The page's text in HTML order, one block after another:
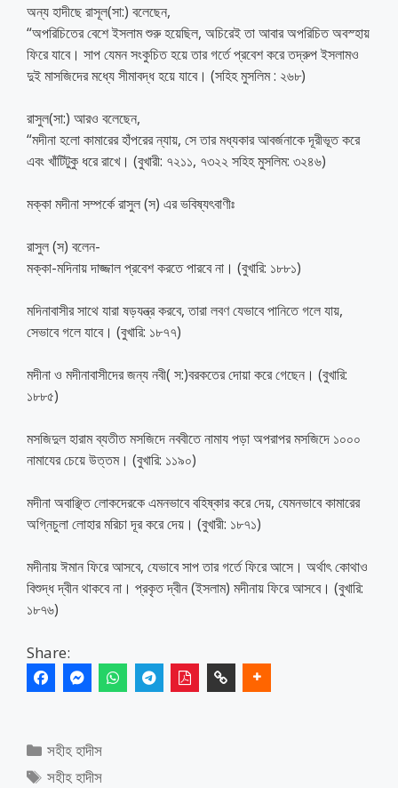
অন্য হাদীছে রাসূল(সা:) বলেছেন,
“অপরিচিতের বেশে ইসলাম শুরু হয়েছিল, অচিরেই তা আবার অপরিচিত অবস্হায়
ফিরে যাবে। সাপ যেমন সংকুচিত হয়ে তার গর্তে প্রবেশ করে তদ্রুপ ইসলামও
দুই মাসজিদের মধ্যে সীমাবদ্ধ হয়ে যাবে। (সহিহ মুসলিম : ২৬৮)
রাসুল(সা:) আরও বলেছেন,
“মদীনা হলো কামারের হাঁপরের ন্যায়, সে তার মধ্যকার আবর্জনাকে দূরীভূত করে
এবং খাঁটিটুকু ধরে রাখে। (বুখারী: ৭২১১, ৭৩২২ সহিহ মুসলিম: ৩২৪৬)
মক্কা মদীনা সম্পর্কে রাসুল (স) এর ভবিষ্যৎবাণীঃ
রাসুল (স) বলেন-
মক্কা-মদিনায় দাজ্জাল প্রবেশ করতে পারবে না। (বুখারি: ১৮৮১)
মদিনাবাসীর সাথে যারা ষড়যন্ত্র করবে, তারা লবণ যেভাবে পানিতে গলে যায়,
সেভাবে গলে যাবে। (বুখারি: ১৮৭৭)
মদীনা ও মদীনাবাসীদের জন্য নবী( স:)বরকতের দোয়া করে গেছেন। (বুখারি:
১৮৮৫)
মসজিদুল হারাম ব্যতীত মসজিদে নববীতে নামায পড়া অপরাপর মসজিদে ১০০০
নামাযের চেয়ে উত্তম। (বুখারি: ১১৯০)
মদীনা অবাঞ্ছিত লোকদেরকে এমনভাবে বহিষ্কার করে দেয়, যেমনভাবে কামারের
অগ্নিচুলা লোহার মরিচা দূর করে দেয়। (বুখারী: ১৮৭১)
মদীনায় ঈমান ফিরে আসবে, যেভাবে সাপ তার গর্তে ফিরে আসে। অর্থাৎ কোথাও
বিশুদ্ধ দ্বীন থাকবে না। প্রকৃত দ্বীন (ইসলাম) মদীনায় ফিরে আসবে। (বুখারি:
১৮৭৬)
Share:
Categories
সহীহ হাদীস
Tags
সহীহ হাদীস